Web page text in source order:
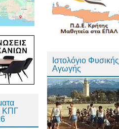
ΚΠΓ
Ιστολόγιο Φυσικής
Αγωγής